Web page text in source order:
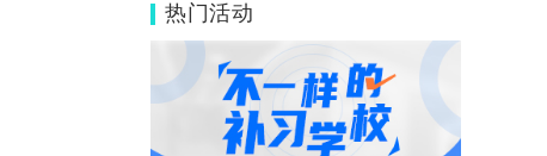
热门活动